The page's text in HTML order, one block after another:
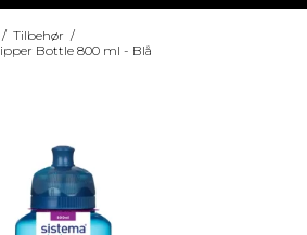
/ Tilbehør /
Bottle 800 ml - Blå